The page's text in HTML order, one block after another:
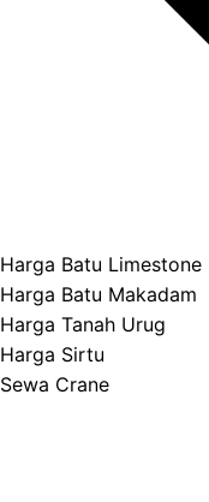
Harga Batu Limestone
Harga Batu Makadam
Harga Tanah Urug
Harga Sirtu
Sewa Crane